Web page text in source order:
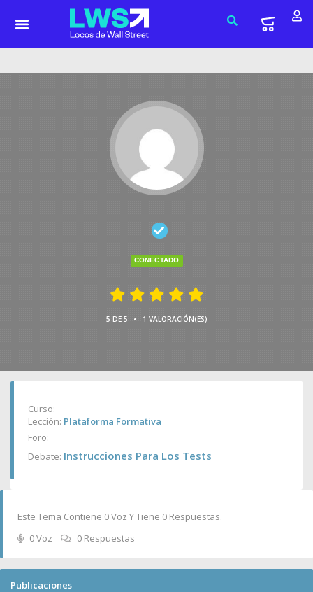
CONECTADO
5 DE 5 • 1 VALORACIÓN(ES)
Curso:
Lección: Plataforma Formativa
Foro:
Debate: Instrucciones Para Los Tests
Este Tema Contiene 0 Voz Y Tiene 0 Respuestas.
0 Voz
0 Respuestas
Publicaciones